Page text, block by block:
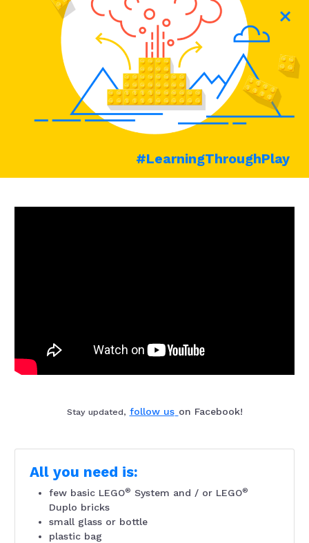
#LearningThroughPlay
Stay updated, follow us on Facebook!
All you need is:
few basic LEGO® System and / or LEGO®
Duplo bricks
small glass or bottle
plastic bag